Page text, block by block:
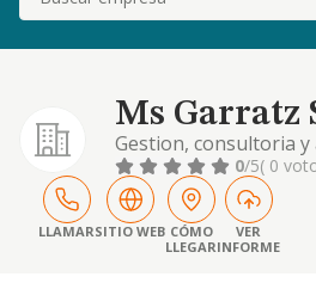
Ms Garratz
Gestion, consultoria
empresarial. 0/5( 0
LLAMARSITIO WEB CÓMO
LLEGAR
VER
INFORME